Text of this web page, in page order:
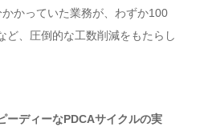
かっていた業務が、わずか100
ど、圧倒的な工数削減をもたらし
ーディーなPDCAサイクルの実